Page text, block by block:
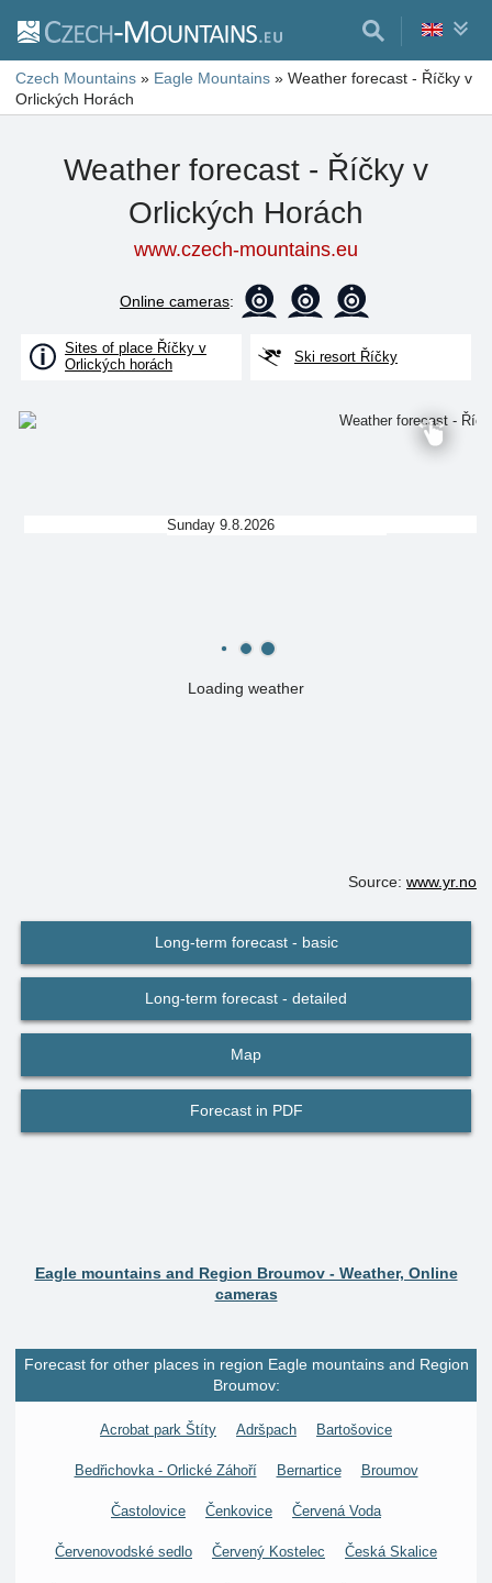
Czech Mountains » Eagle Mountains » Weather forecast - Říčky v
Orlických Horách
Weather forecast - Říčky v
Orlických Horách
www.czech-mountains.eu
Online cameras:
Sites of place Říčky v
Orlických horách
Ski resort Říčky
Loading weather
Sunday 9.8.2026
Source: www.yr.no
Long-term forecast - basic
Long-term forecast - detailed
Map
Forecast in PDF
Eagle mountains and Region Broumov - Weather, Online
cameras
Forecast for other places in region Eagle mountains and Region
Broumov:
Acrobat park Štíty Adršpach Bartošovice
Bedřichovka - Orlické Záhoří Bernartice Broumov
Častolovice Čenkovice Červená Voda
Červenovodské sedlo Červený Kostelec Česká Skalice